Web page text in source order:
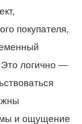
покупателя,
логично —
и ощущение